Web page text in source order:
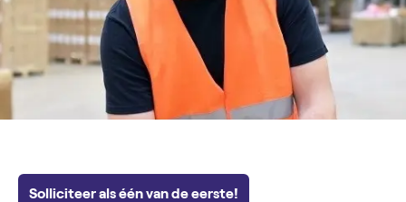
Solliciteer als één van de eerste!